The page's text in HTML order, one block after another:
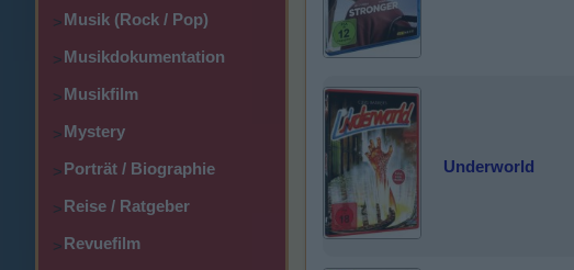
>Musik (Rock / Pop)
>Musikdokumentation
>Musikfilm
>Mystery
>Porträt / Biographie
>Reise / Ratgeber
>Revuefilm
Underworld